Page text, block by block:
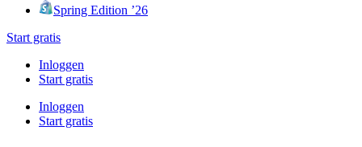
Spring Edition ’26
Start gratis
Inloggen
Start gratis
Inloggen
Start gratis